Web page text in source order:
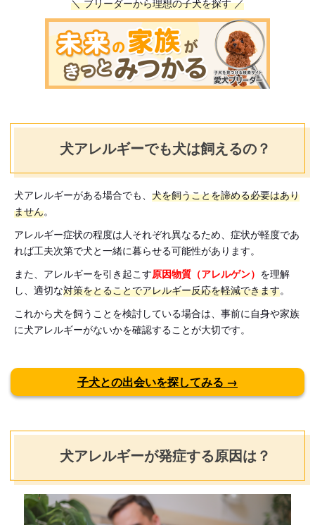
＼ ブリーダーから理想の子犬を探す ／
犬アレルギーでも犬は飼えるの？
犬アレルギーがある場合でも、 犬を飼うことを諦める必要はあり
ません。
アレルギー症状の程度は人それぞれ異なるため、症状が軽度であ
れば工夫次第で犬と一緒に暮らせる可能性があります。
また、アレルギーを引き起こす原因物質（アレルゲン） を理解
し、適切な対策をとることでアレルギー反応を軽減できます。
これから犬を飼うことを検討している場合は、事前に自身や家族
に犬アレルギーがないかを確認することが大切です。
子犬との出会いを探してみる →
犬アレルギーが発症する原因は？